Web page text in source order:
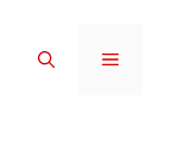
MENÜ